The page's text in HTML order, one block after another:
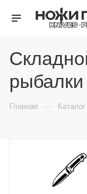
рыбалки
Главная — Каталог